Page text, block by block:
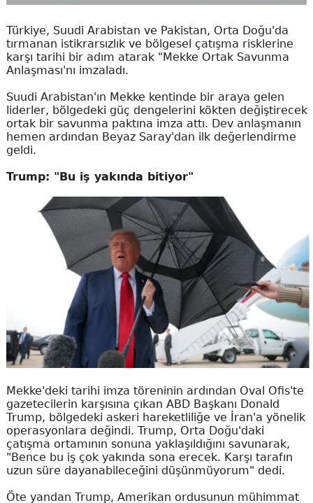
Türkiye, Suudi Arabistan ve Pakistan, Orta Doğu'da
tırmanan istikrarsızlık ve bölgesel çatışma risklerine
karşı tarihi bir adım atarak "Mekke Ortak Savunma
Anlaşması'nı imzaladı.
Suudi Arabistan'ın Mekke kentinde bir araya gelen
liderler, bölgedeki güç dengelerini kökten değiştirecek
ortak bir savunma paktına imza attı. Dev anlaşmanın
hemen ardından Beyaz Saray'dan ilk değerlendirme
geldi.
Trump: "Bu iş yakında bitiyor"
Mekke'deki tarihi imza töreninin ardından Oval Ofis'te
gazetecilerin karşısına çıkan ABD Başkanı Donald
Trump, bölgedeki askeri hareketliliğe ve İran'a yönelik
operasyonlara değindi. Trump, Orta Doğu'daki
çatışma ortamının sonuna yaklaşıldığını savunarak,
"Bence bu iş çok yakında sona erecek. Karşı tarafın
uzun süre dayanabileceğini düşünmüyorum" dedi.
Öte yandan Trump, Amerikan ordusunun mühimmat